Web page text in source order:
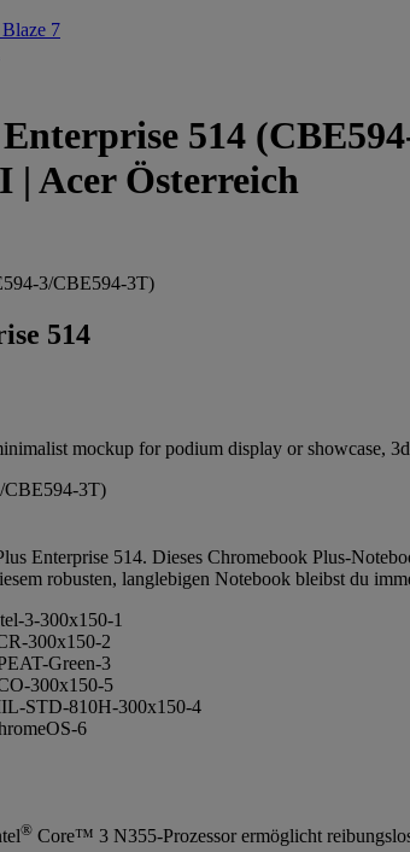
7
514
| Acer Österreich
3/CBE594-3T)
514
CBE594-3T)
Enterprise 514. Dieses Chromebook Plus-
robusten, langlebigen Notebook bleibst du
® Core™ 3 N355-Prozessor ermöglicht